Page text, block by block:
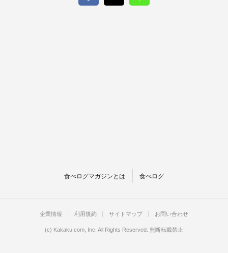
食べログマガジンとは 食べログ
企業情報 利用規約 サイトマップ お問い合わせ
(c) Kakaku.com, Inc. All Rights Reserved. 無断転載禁止